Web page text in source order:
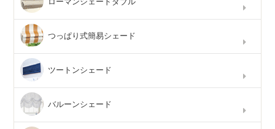
つっぱり式簡易シェード
ツートンシェード
バルーンシェード